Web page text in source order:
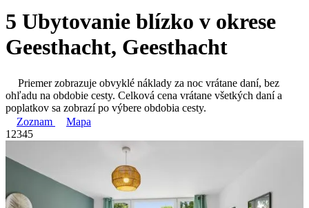
5 Ubytovanie blízko v okrese
Geesthacht, Geesthacht
Priemer zobrazuje obvyklé náklady za noc vrátane daní, bez
ohľadu na obdobie cesty. Celková cena vrátane všetkých daní a
poplatkov sa zobrazí po výbere obdobia cesty.
Zoznam
Mapa
1 2345